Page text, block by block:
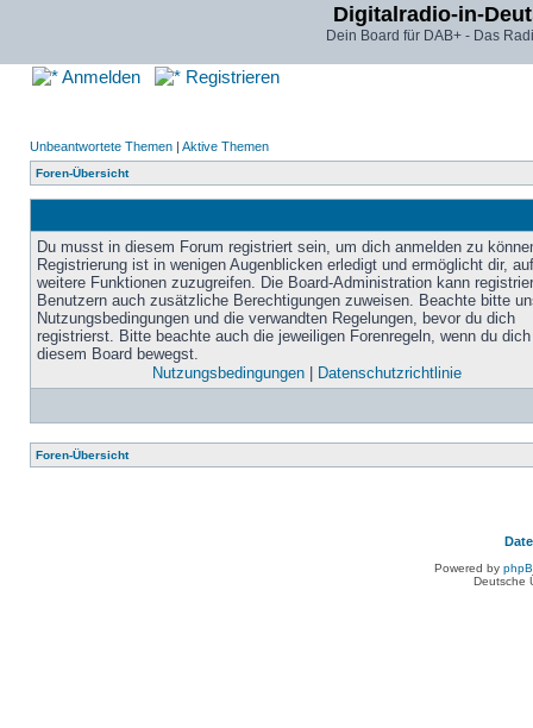
Digitalradio-in-
Dein Board für DAB+ - Das
Anmelden Registrieren
Unbeantwortete Themen | Aktive Themen
Foren-Übersicht
Du musst in diesem Forum registriert sein, um dich anmelden zu
Registrierung ist in wenigen Augenblicken erledigt und ermöglicht dir, auf
weitere Funktionen zuzugreifen. Die Board-Administration kann
Benutzern auch zusätzliche Berechtigungen zuweisen. Beachte bitte
Nutzungsbedingungen und die verwandten Regelungen, bevor du dich
registrierst. Bitte beachte auch die jeweiligen Forenregeln, wenn du
diesem Board bewegst.
Nutzungsbedingungen| Datenschutzrichtlinie
Foren-Übersicht
Powered by
Deutsche